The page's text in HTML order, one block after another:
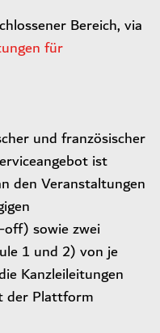
Bereich, via
für
und französischer
ist
den Veranstaltungen
sowie zwei
1 und 2) von je
Kanzleileitungen
der Plattform